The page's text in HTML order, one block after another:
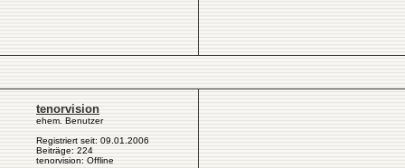
tenorvision
ehem. Benutzer
Registriert seit: 09.01.2006
Beiträge: 224
tenorvision: Offline